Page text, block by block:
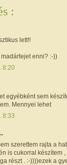
:
lett!!
enni? :-))
8:20
egyébként sem
Mennyei lehet
8:33
szerettem rajta a
is cukorral készítem
részt . :-))))ezek a